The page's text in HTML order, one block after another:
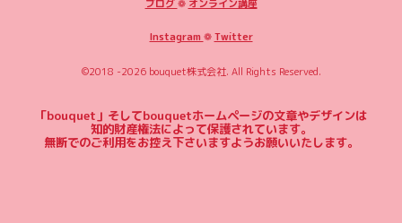
ブログ❁ オンライン講座
Instagram ❁Twitter
©2018 -2026 bouquet株式会社. All Rights Reserved.
「bouquet」そしてbouquetホームページの文章やデザインは
知的財産権法によって保護されています。
無断でのご利用をお控え下さいますようお願いいたします。